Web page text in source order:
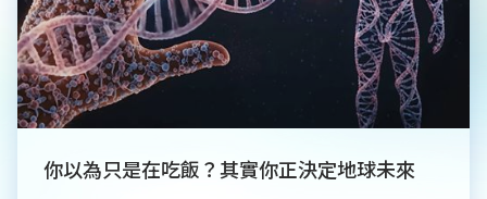
你以為只是在吃飯？其實你正決定地球未來